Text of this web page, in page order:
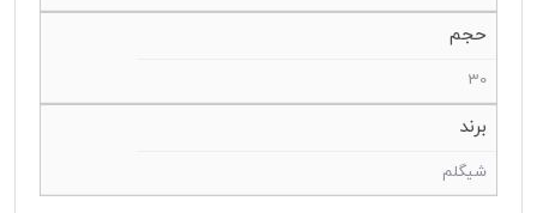
حجم
30
برند
شیگلم